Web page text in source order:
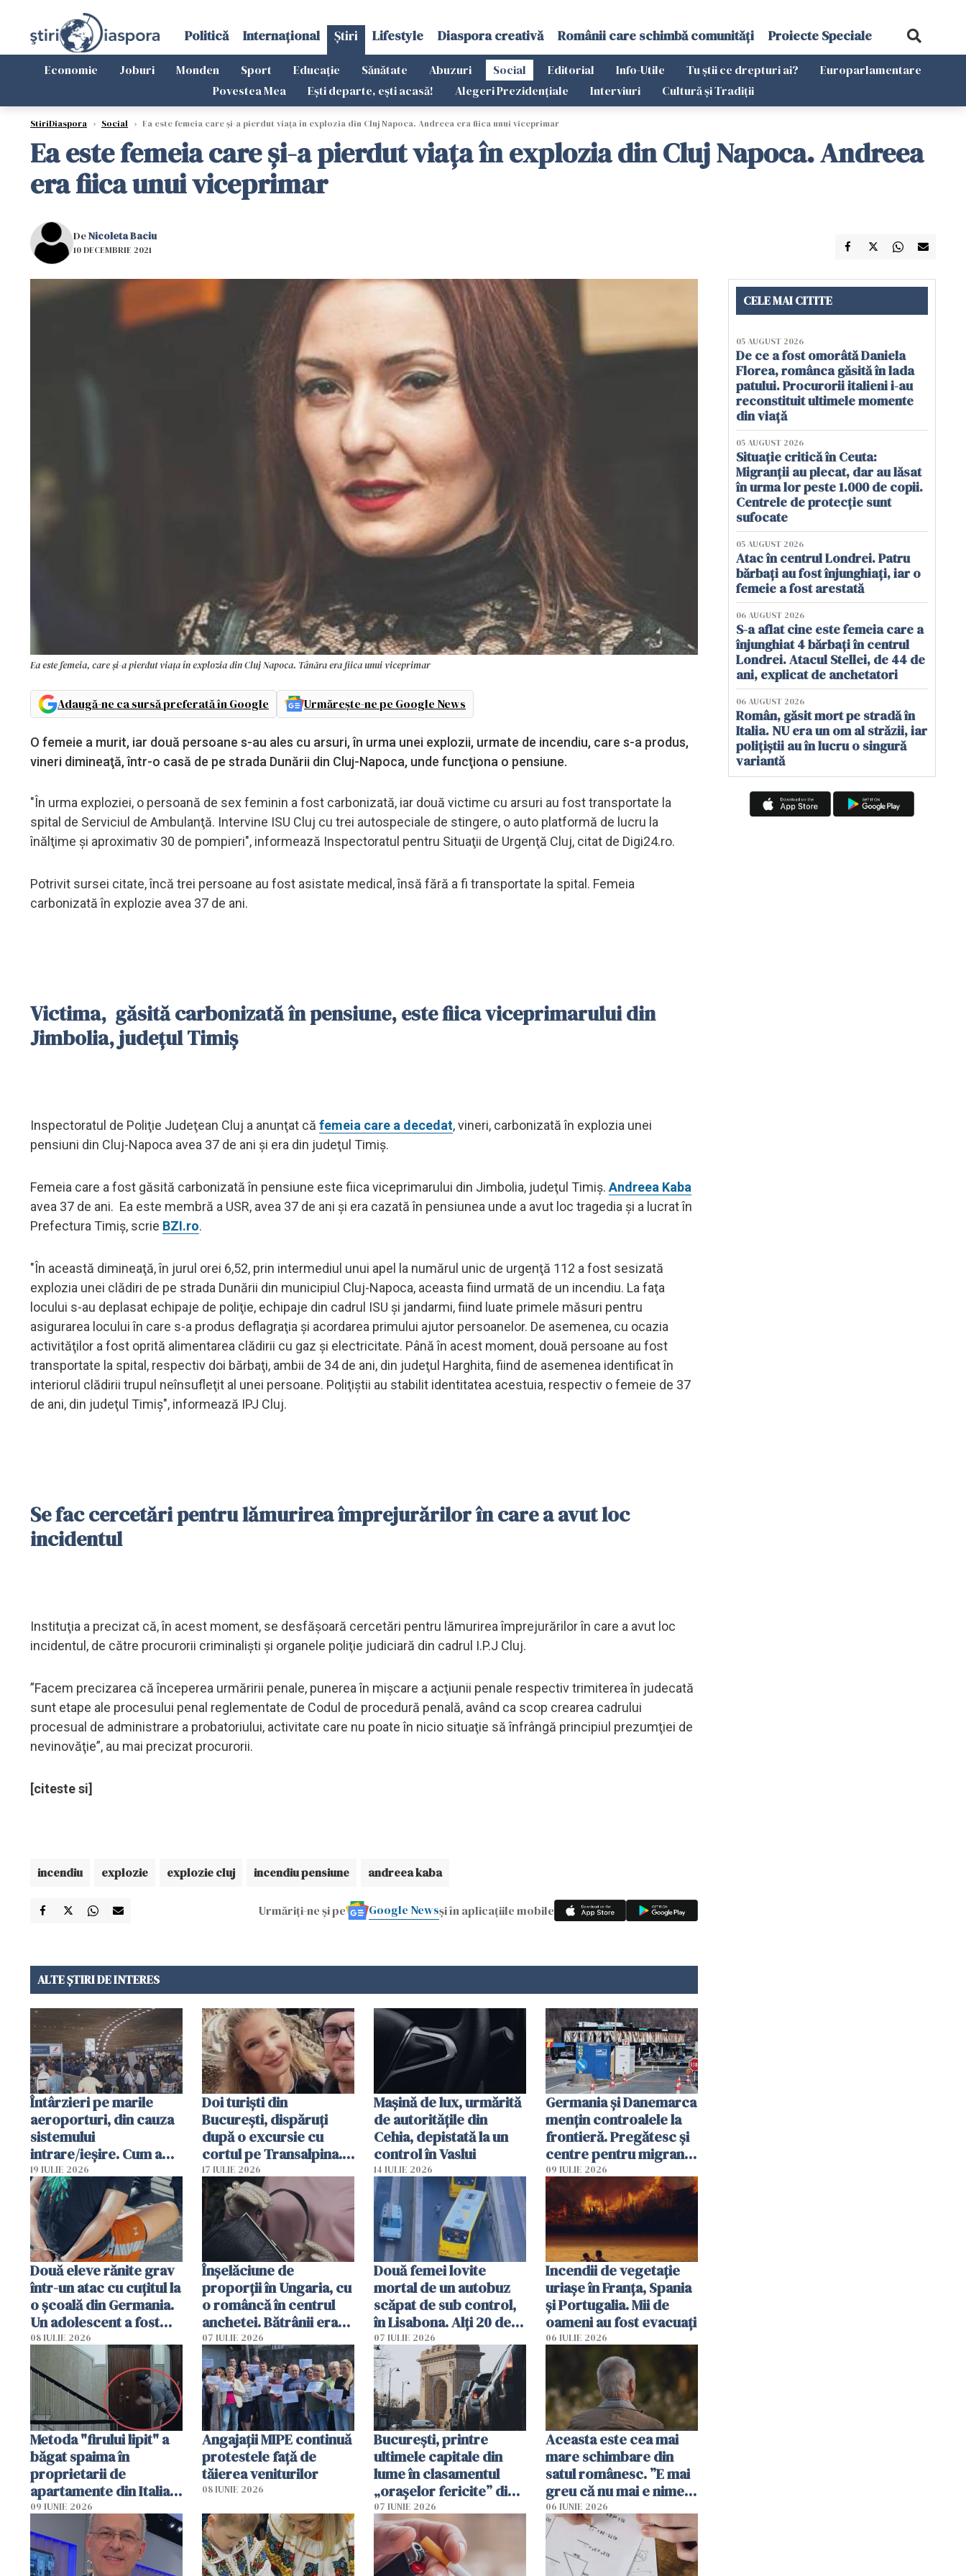
Politică Internațional Știri Lifestyle Diaspora creativă Românii care schimbă comunități Proiecte Speciale
Economie Joburi Monden Sport Educație Sănătate Abuzuri Social Editorial Info-Utile Tu știi ce drepturi ai?
Europarlamentare
Povestea Mea
Ești departe, ești acasă! Alegeri Prezidențiale Interviuri Cultură și Tradiții
StiriDiaspora › Social › Ea este femeia care și-a pierdut viața în explozia din Cluj Napoca. Andreea era fiica unui viceprimar
Ea este femeia care și-a pierdut viața în explozia din Cluj Napoca. Andreea
era fiica unui viceprimar
DeNicoleta Baciu
10 DECEMBRIE 2021
Ea este femeia, care și-a pierdut viața în explozia din Cluj Napoca. Tânăra era fiica unui viceprimar
Adaugă-ne ca sursă preferată în Google Urmărește-ne pe Google News
O femeie a murit, iar două persoane s-au ales cu arsuri, în urma unei explozii, urmate de incendiu, care s-a produs,
vineri dimineaţă, într-o casă de pe strada Dunării din Cluj-Napoca, unde funcţiona o pensiune.
"În urma exploziei, o persoană de sex feminin a fost carbonizată, iar două victime cu arsuri au fost transportate la
spital de Serviciul de Ambulanţă. Intervine ISU Cluj cu trei autospeciale de stingere, o auto platformă de lucru la
înălţime şi aproximativ 30 de pompieri", informează Inspectoratul pentru Situaţii de Urgenţă Cluj, citat de Digi24.ro.
Potrivit sursei citate, încă trei persoane au fost asistate medical, însă fără a fi transportate la spital. Femeia
carbonizată în explozie avea 37 de ani.
Victima, găsită carbonizată în pensiune, este fiica viceprimarului din
Jimbolia, judeţul Timiş
Inspectoratul de Poliţie Judeţean Cluj a anunţat că femeia care a decedat, vineri, carbonizată în explozia unei
pensiuni din Cluj-Napoca avea 37 de ani şi era din judeţul Timiş.
Femeia care a fost găsită carbonizată în pensiune este fiica viceprimarului din Jimbolia, judeţul Timiş. Andreea Kaba
avea 37 de ani. Ea este membră a USR, avea 37 de ani și era cazată în pensiunea unde a avut loc tragedia și a lucrat în
Prefectura Timiş, scrie BZI.ro.
"În această dimineaţă, în jurul orei 6,52, prin intermediul unui apel la numărul unic de urgenţă 112 a fost sesizată
explozia unei clădiri de pe strada Dunării din municipiul Cluj-Napoca, aceasta fiind urmată de un incendiu. La faţa
locului s-au deplasat echipaje de poliţie, echipaje din cadrul ISU şi jandarmi, fiind luate primele măsuri pentru
asigurarea locului în care s-a produs deflagraţia şi acordarea primului ajutor persoanelor. De asemenea, cu ocazia
activităţilor a fost oprită alimentarea clădirii cu gaz şi electricitate. Până în acest moment, două persoane au fost
transportate la spital, respectiv doi bărbaţi, ambii de 34 de ani, din judeţul Harghita, fiind de asemenea identificat în
interiorul clădirii trupul neînsufleţit al unei persoane. Poliţiştii au stabilit identitatea acestuia, respectiv o femeie de 37
de ani, din judeţul Timiş", informează IPJ Cluj.
Se fac cercetări pentru lămurirea împrejurărilor în care a avut loc
incidentul
Instituţia a precizat că, în acest moment, se desfăşoară cercetări pentru lămurirea împrejurărilor în care a avut loc
incidentul, de către procurorii criminalişti şi organele poliţie judiciară din cadrul I.P.J Cluj.
”Facem precizarea că începerea urmăririi penale, punerea în mişcare a acţiunii penale respectiv trimiterea în judecată
sunt etape ale procesului penal reglementate de Codul de procedură penală, având ca scop crearea cadrului
procesual de administrare a probatoriului, activitate care nu poate în nicio situaţie să înfrângă principiul prezumţiei de
nevinovăţie”, au mai precizat procurorii.
[citeste si]
incendiu explozie explozie cluj incendiu pensiune andreea kaba
Urmăriți-ne și pe Google Newsși în aplicațiile mobile
ALTE ȘTIRI DE INTERES
Întârzieri pe marile
aeroporturi, din cauza
sistemului
intrare/ieșire. Cum a
ajuns o femeie să fie
arestată în Cluj-Napoca
19 IULIE 2026
Doi turiști din
București, dispăruți
după o excursie cu
cortul pe Transalpina.
Poliția și familia îi caută
17 IULIE 2026
Mașină de lux, urmărită
de autoritățile din
Cehia, depistată la un
control în Vaslui
14 IULIE 2026
Germania și Danemarca
mențin controalele la
frontieră. Pregătesc și
centre pentru migranții
respinși din UE
09 IULIE 2026
Două eleve rănite grav
într-un atac cu cuțitul la
o școală din Germania.
Un adolescent a fost
arestat
08 IULIE 2026
Înșelăciune de
proporții în Ungaria, cu
o româncă în centrul
anchetei. Bătrânii erau
puși să lase la poartă
genți cu aur și bani
07 IULIE 2026
Două femei lovite
mortal de un autobuz
scăpat de sub control,
în Lisabona. Alți 20 de
oameni sunt răniți
07 IULIE 2026
Incendii de vegetație
uriașe în Franța, Spania
și Portugalia. Mii de
oameni au fost evacuați
06 IULIE 2026
Metoda "firului lipit" a
băgat spaima în
proprietarii de
apartamente din Italia.
Poliția, sesizată
09 IUNIE 2026
Angajaţii MIPE continuă
protestele faţă de
tăierea veniturilor
08 IUNIE 2026
București, printre
ultimele capitale din
lume în clasamentul
„orașelor fericite” din
2026
07 IUNIE 2026
Aceasta este cea mai
mare schimbare din
satul românesc. ”E mai
greu că nu mai e nimeni
pe-aici, prin jur”
06 IUNIE 2026
CELE MAI CITITE
05 AUGUST 2026
De ce a fost omorâtă Daniela
Florea, românca găsită în lada
patului. Procurorii italieni i-au
reconstituit ultimele momente
din viață
05 AUGUST 2026
Situație critică în Ceuta:
Migranții au plecat, dar au lăsat
în urma lor peste 1.000 de copii.
Centrele de protecție sunt
sufocate
05 AUGUST 2026
Atac în centrul Londrei. Patru
bărbați au fost înjunghiați, iar o
femeie a fost arestată
06 AUGUST 2026
S-a aflat cine este femeia care a
înjunghiat 4 bărbați în centrul
Londrei. Atacul Stellei, de 44 de
ani, explicat de anchetatori
06 AUGUST 2026
Român, găsit mort pe stradă în
Italia. NU era un om al străzii, iar
polițiștii au în lucru o singură
variantă